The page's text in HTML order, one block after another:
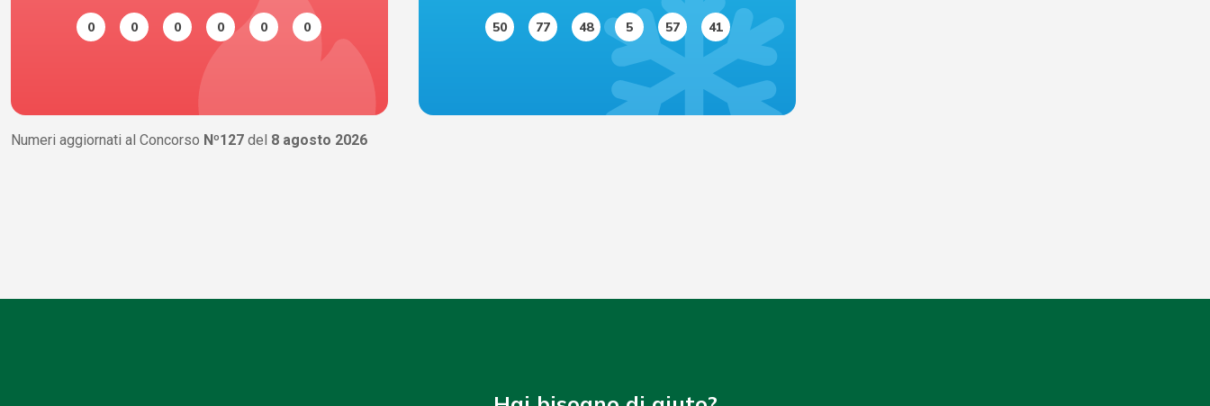
0 0 0 0 0 0 50 77 48 5 57 41
Numeri aggiornati al Concorso Nº127 del 8 agosto 2026